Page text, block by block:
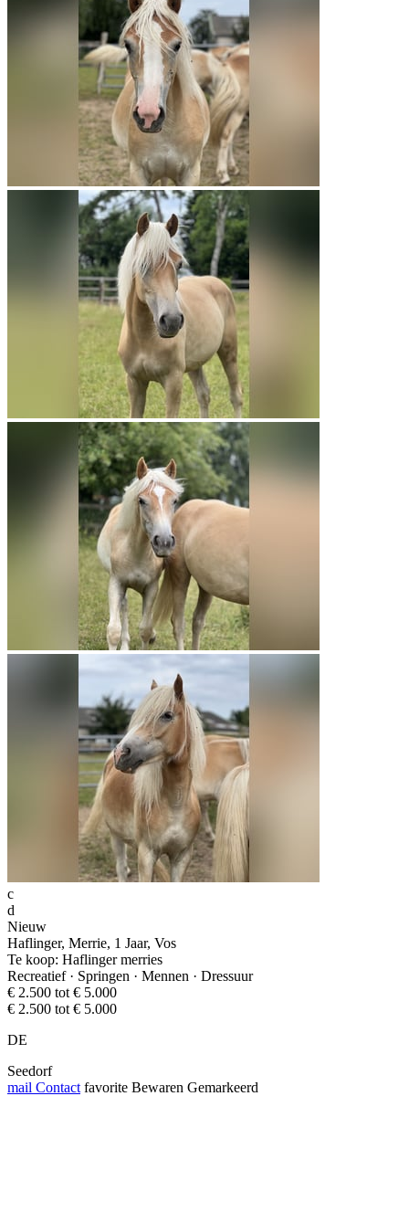
c
d
Nieuw
Haflinger, Merrie, 1 Jaar, Vos
Te koop: Haflinger merries
Recreatief · Springen · Mennen · Dressuur
€ 2.500 tot € 5.000
€ 2.500 tot € 5.000
DE
Seedorf
mail Contact favorite Bewaren Gemarkeerd